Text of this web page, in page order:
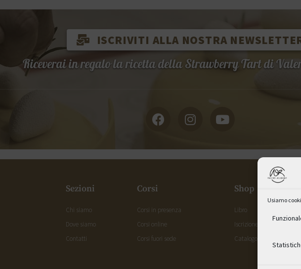
Usiamo
ISCRIVITI ALLA NOSTRA
Riceverai in regalo la ricetta della Strawberry Tart di
Sezioni
Chi siamo
Dove siamo
Contatti
Corsi
Corsi in presenza
Corsi online
Corsi fuori sede
Shop
Libro
Iscrizione corsi in
Catalogo corsi online